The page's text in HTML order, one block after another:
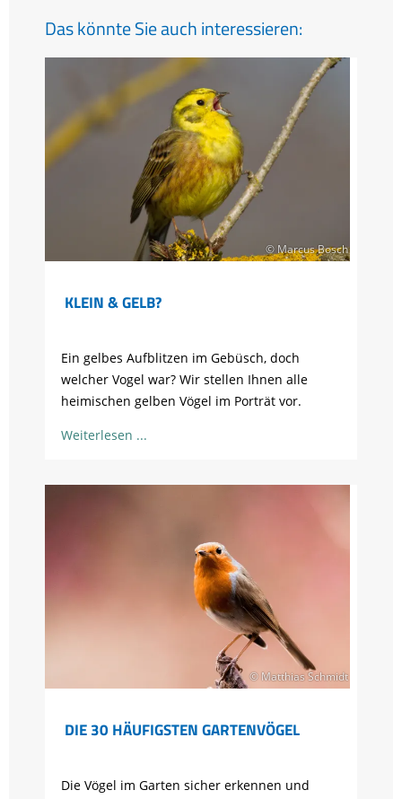
Das könnte Sie auch interessieren:
© Marcus Bosch
KLEIN & GELB?
Ein gelbes Aufblitzen im Gebüsch, doch
welcher Vogel war? Wir stellen Ihnen alle
heimischen gelben Vögel im Porträt vor.
Weiterlesen
© Matthias Schmidt
DIE 30 HÄUFIGSTEN GARTENVÖGEL
Die Vögel im Garten sicher erkennen und